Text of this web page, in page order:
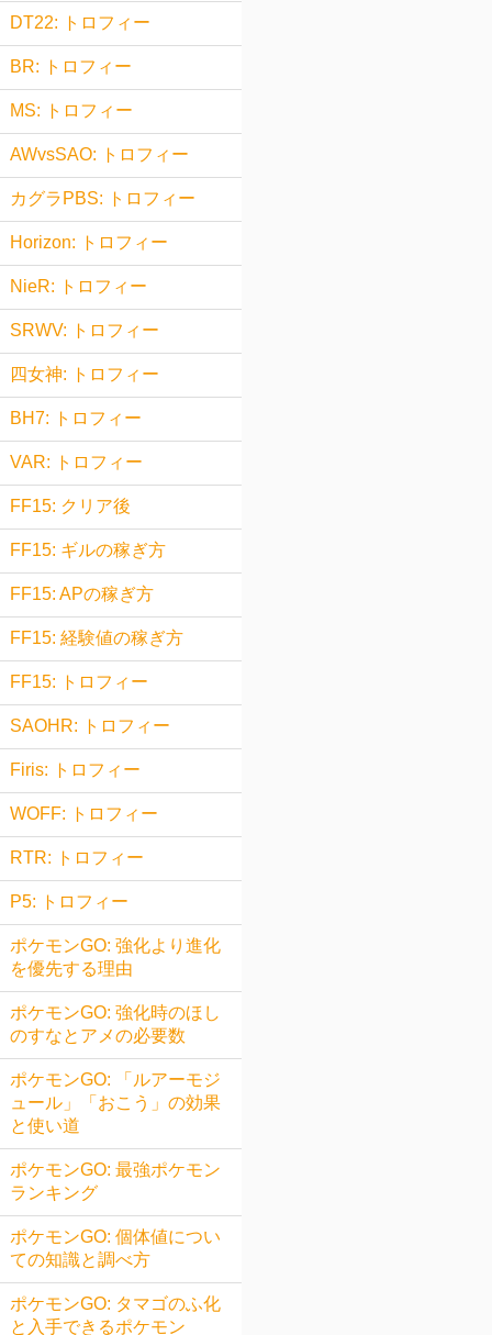
DT22: トロフィー
BR: トロフィー
MS: トロフィー
AWvsSAO: トロフィー
カグラPBS: トロフィー
Horizon: トロフィー
NieR: トロフィー
SRWV: トロフィー
四女神: トロフィー
BH7: トロフィー
VAR: トロフィー
FF15: クリア後
FF15: ギルの稼ぎ方
FF15: APの稼ぎ方
FF15: 経験値の稼ぎ方
FF15: トロフィー
SAOHR: トロフィー
Firis: トロフィー
WOFF: トロフィー
RTR: トロフィー
P5: トロフィー
ポケモンGO: 強化より進化
を優先する理由
ポケモンGO: 強化時のほし
のすなとアメの必要数
ポケモンGO: 「ルアーモジ
ュール」「おこう」の効果
と使い道
ポケモンGO: 最強ポケモン
ランキング
ポケモンGO: 個体値につい
ての知識と調べ方
ポケモンGO: タマゴのふ化
と入手できるポケモン